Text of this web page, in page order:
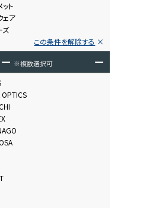
ト
ェア
ズ
この条件を解除する
※複数選択可 ー
OPTICS